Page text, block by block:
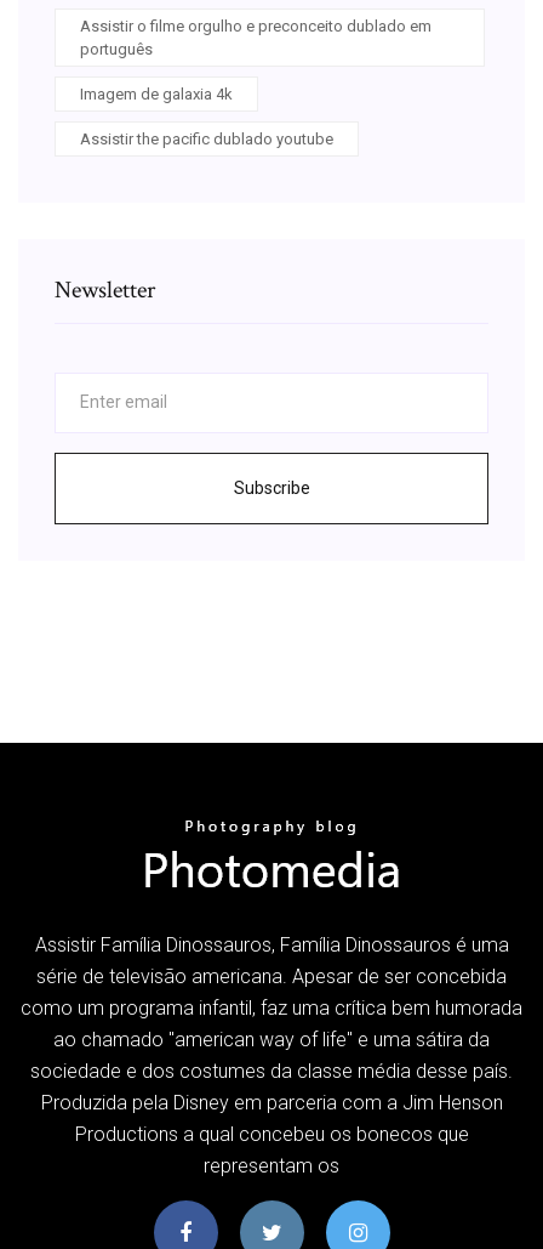
Assistir o filme orgulho e preconceito dublado em
português
Imagem de galaxia 4k
Assistir the pacific dublado youtube
Newsletter
Subscribe
Assistir Família Dinossauros, Família Dinossauros é uma
série de televisão americana. Apesar de ser concebida
como um programa infantil, faz uma crítica bem humorada
ao chamado "american way of life" e uma sátira da
sociedade e dos costumes da classe média desse país.
Produzida pela Disney em parceria com a Jim Henson
Productions a qual concebeu os bonecos que
representam os